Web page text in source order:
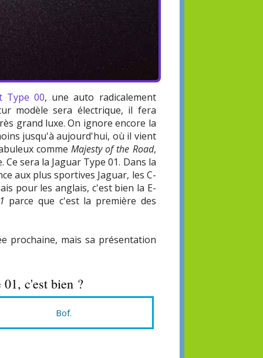
Type 00, une auto radicalement
modèle sera électrique, il fera
grand luxe. On ignore encore la
jusqu'à aujourd'hui, où il vient
comme Majesty of the Road,
sera la Jaguar Type 01. Dans la
aux plus sportives Jaguar, les C-
pour les anglais, c'est bien la E-
parce que c'est la première des
prochaine, mais sa présentation
c'est bien ?
Bof.